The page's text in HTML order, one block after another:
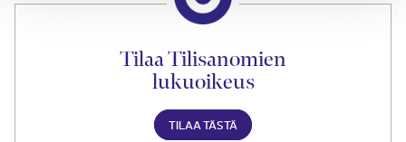
Tilaa Tilisanomien
lukuoikeus
TILAA TÄSTÄ